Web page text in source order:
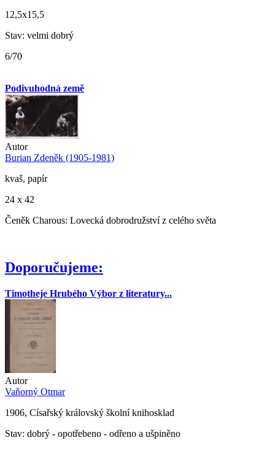
12,5x15,5
Stav: velmi dobrý
6/70
Podivuhodná země
Autor
Burian Zdeněk (1905-1981)
kvaš, papír
24 x 42
Čeněk Charous: Lovecká dobrodružství z celého světa
Doporučujeme:
Timotheje Hrubého Výbor z literatury...
Autor
Vaňorný Otmar
1906, Císařský královský školní knihosklad
Stav: dobrý - opotřebeno - odřeno a ušpiněno